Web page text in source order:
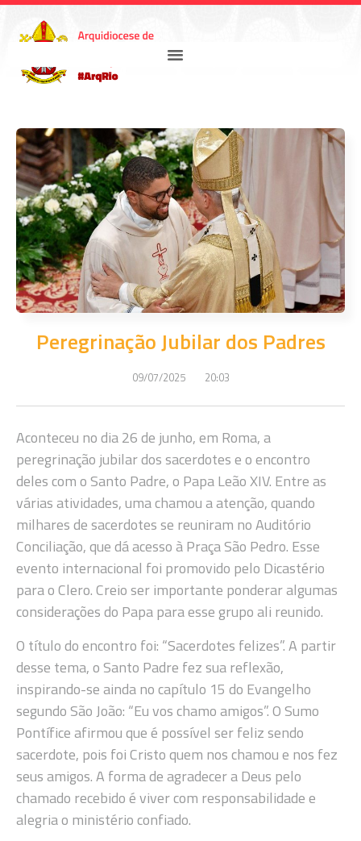
Peregrinação Jubilar dos Padres
09/07/2025 20:03
Aconteceu no dia 26 de junho, em Roma, a
peregrinação jubilar dos sacerdotes e o encontro
deles com o Santo Padre, o Papa Leão XIV. Entre as
várias atividades, uma chamou a atenção, quando
milhares de sacerdotes se reuniram no Auditório
Conciliação, que dá acesso à Praça São Pedro. Esse
evento internacional foi promovido pelo Dicastério
para o Clero. Creio ser importante ponderar algumas
considerações do Papa para esse grupo ali reunido.
O título do encontro foi: “Sacerdotes felizes”. A partir
desse tema, o Santo Padre fez sua reflexão,
inspirando-se ainda no capítulo 15 do Evangelho
segundo São João: “Eu vos chamo amigos”. O Sumo
Pontífice afirmou que é possível ser feliz sendo
sacerdote, pois foi Cristo quem nos chamou e nos fez
seus amigos. A forma de agradecer a Deus pelo
chamado recebido é viver com responsabilidade e
alegria o ministério confiado.